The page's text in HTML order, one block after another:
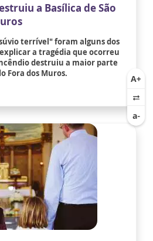
a Basílica de São
terrível" foram alguns dos
a tragédia que ocorreu
destruiu a maior parte
Fora dos Muros.